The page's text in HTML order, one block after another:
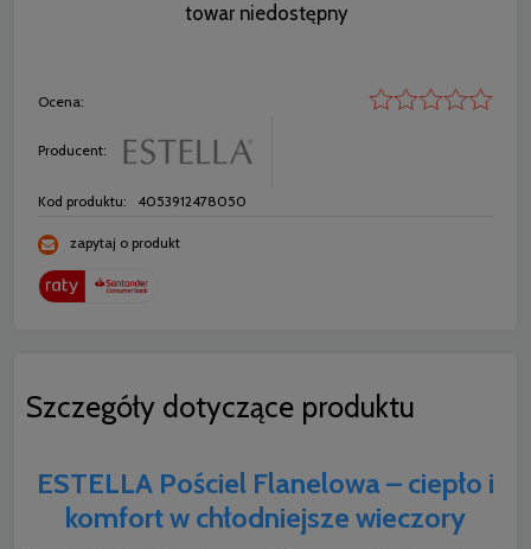
towar niedostępny
Ocena:
Producent:
Kod produktu: 4053912478050
zapytaj o produkt
Szczegóły dotyczące produktu
ESTELLA Pościel Flanelowa – ciepło i
komfort w chłodniejsze wieczory